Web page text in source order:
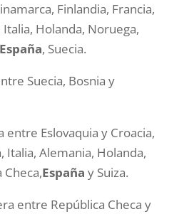
Finlandia, Francia,
Holanda, Noruega,
España, Suecia.
Suecia, Bosnia y
entre Eslovaquia y Croacia,
Italia, Alemania, Holanda,
Checa,España y Suiza.
entre República Checa y